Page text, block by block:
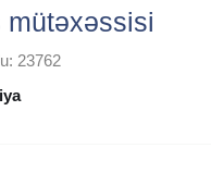
mütəxəssisi
23762